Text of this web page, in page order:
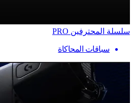
سلسلة المحترفين PRO
سباقات المحاكاة